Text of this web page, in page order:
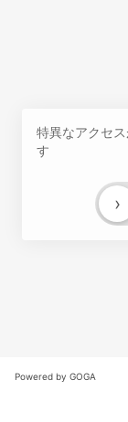
特異なアクセ
す
›
Powered by GOGA